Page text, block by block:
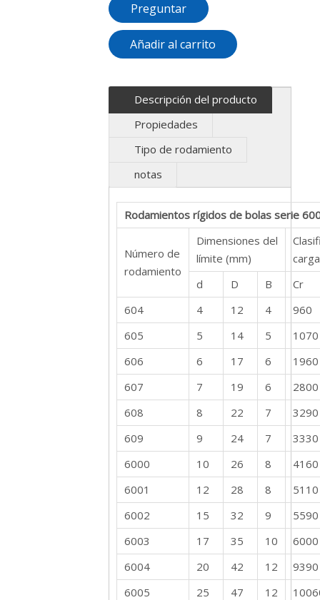
Preguntar
Añadir al carrito
Descripción del producto
Propiedades
Tipo de rodamiento
notas
Rodamientos rígidos de bolas serie
Número de
rodamiento
Dimensiones del
límite (mm)
d
D B
Cr
604
4 12 4
960
605
5 14 5
1070
606
6 17 6
1960
607
7 19 6
2800
608
8 22 7
3290
609
9 24 7
3330
6000
10 26 8
4160
6001
12 28 8
5110
6002
15 32 9
5590
6003
17 35 10
6000
6004
20 42 12
9390
6005
25 47 12